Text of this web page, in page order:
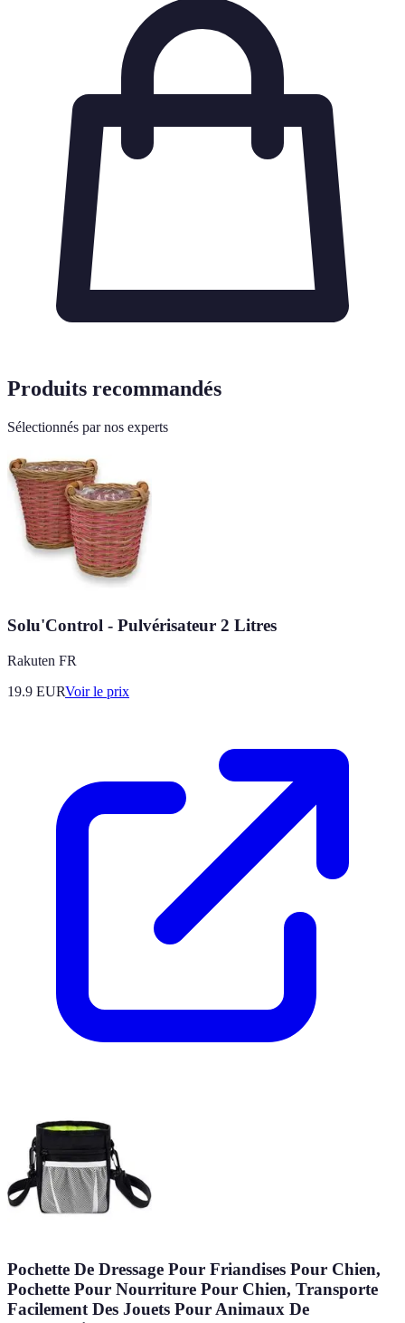
Produits recommandés
Sélectionnés par nos experts
Solu'Control - Pulvérisateur 2 Litres
Rakuten FR
19.9 EURVoir le prix
Pochette De Dressage Pour Friandises Pour Chien,
Pochette Pour Nourriture Pour Chien, Transporte
Facilement Des Jouets Pour Animaux De